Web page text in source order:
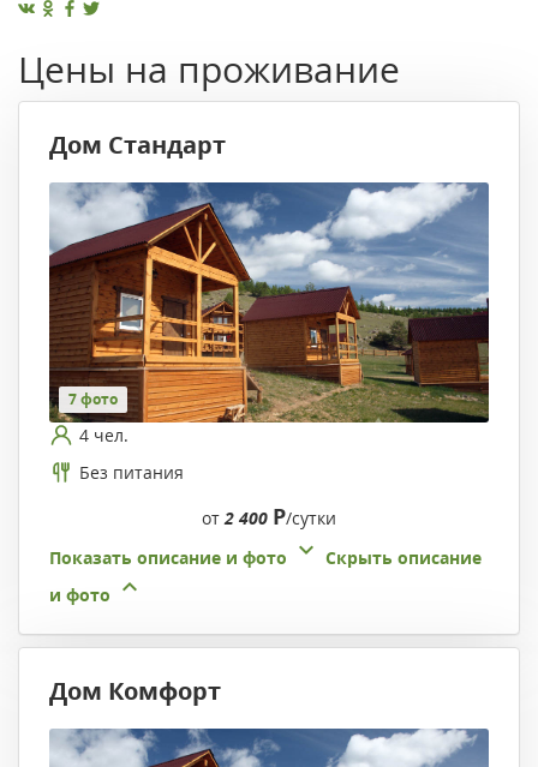
Цены на проживание
Дом Стандарт
7 фото
4 чел.
Без питания
от2 400 Р/сутки
Показать описание и фото
Скрыть описание
и фото
Дом Комфорт